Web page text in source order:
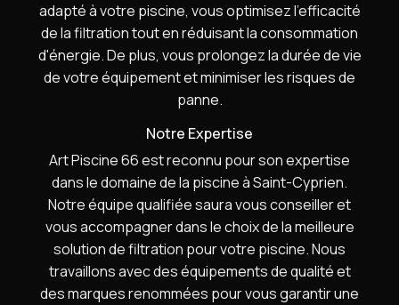
adapté à votre piscine, vous optimisez l'efficacité
de la filtration tout en réduisant la consommation
d'énergie. De plus, vous prolongez la durée de vie
de votre équipement et minimiser les risques de
panne.
Notre Expertise
Art Piscine 66 est reconnu pour son expertise
dans le domaine de la piscine à Saint-Cyprien.
Notre équipe qualifiée saura vous conseiller et
vous accompagner dans le choix de la meilleure
solution de filtration pour votre piscine. Nous
travaillons avec des équipements de qualité et
des marques renommées pour vous garantir une